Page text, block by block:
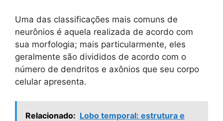
Uma das classificações mais comuns de
neurônios é aquela realizada de acordo com
sua morfologia; mais particularmente, eles
geralmente são divididos de acordo com o
número de dendritos e axônios que seu corpo
celular apresenta.
Relacionado: Lobo temporal: estrutura e